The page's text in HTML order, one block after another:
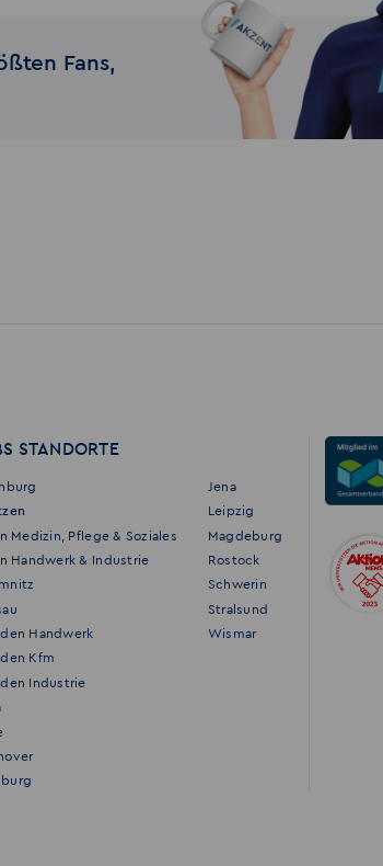
Fans,
STANDORTE
Medizin, Pflege & Soziales
Handwerk & Industrie
Handwerk
Kfm
Industrie
Jena
Leipzig
Magdeburg
Rostock
Schwerin
Stralsund
Wismar